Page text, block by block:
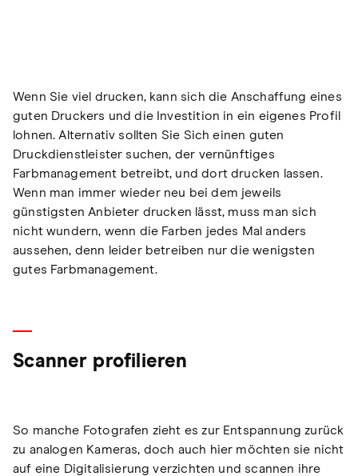
Wenn Sie viel drucken, kann sich die Anschaffung eines
guten Druckers und die Investition in ein eigenes Profil
lohnen. Alternativ sollten Sie Sich einen guten
Druckdienstleister suchen, der vernünftiges
Farbmanagement betreibt, und dort drucken lassen.
Wenn man immer wieder neu bei dem jeweils
günstigsten Anbieter drucken lässt, muss man sich
nicht wundern, wenn die Farben jedes Mal anders
aussehen, denn leider betreiben nur die wenigsten
gutes Farbmanagement.
Scanner profilieren
So manche Fotografen zieht es zur Entspannung zurück
zu analogen Kameras, doch auch hier möchten sie nicht
auf eine Digitalisierung verzichten und scannen ihre